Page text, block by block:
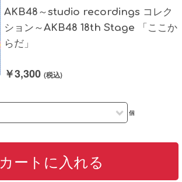
AKB48～studio recordings コレク
ション～AKB48 18th Stage 「ここか
らだ」
￥3,300 (税込)
個
カートに入れる